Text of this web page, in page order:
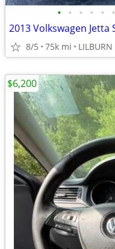
• • • • • •
8/5 75k mi LILBURN
$6,200